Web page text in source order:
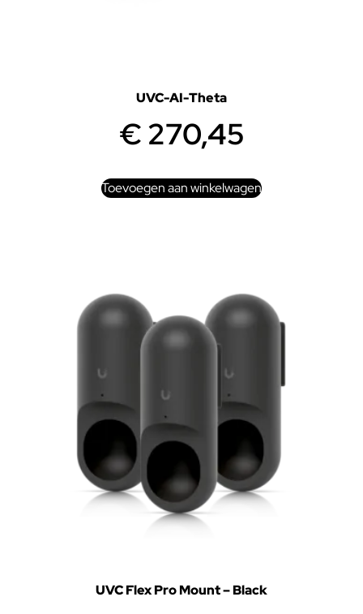
UVC-AI-Theta
€270,45
Toevoegen aan winkelwagen
UVC Flex Pro Mount – Black